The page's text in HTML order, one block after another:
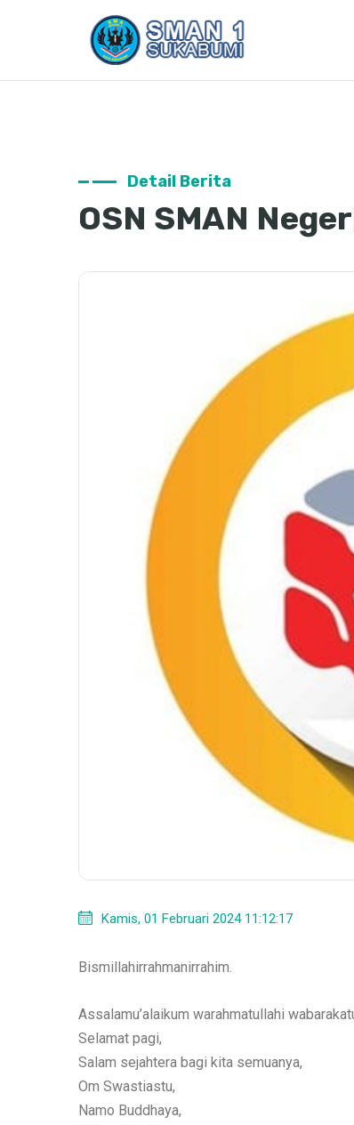
Detail Berita
OSN SMAN
Kamis, 01 Februari 2024 11:12:17
Bismillahirrahmanirrahim.
Assalamu’alaikum warahmatullahi
Selamat pagi,
Salam sejahtera bagi kita semuanya,
Om Swastiastu,
Namo Buddhaya,